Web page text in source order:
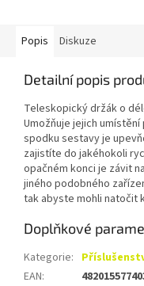
Popis Diskuze
Detailní popis
Teleskopický držák o
Umožňuje jejich
spodku sestavy je
zajistíte do jakéhokoli
opačném konci je závit
jiného podobného
tak abyste mohli natočit
Doplňkové
Kategorie:
EAN: